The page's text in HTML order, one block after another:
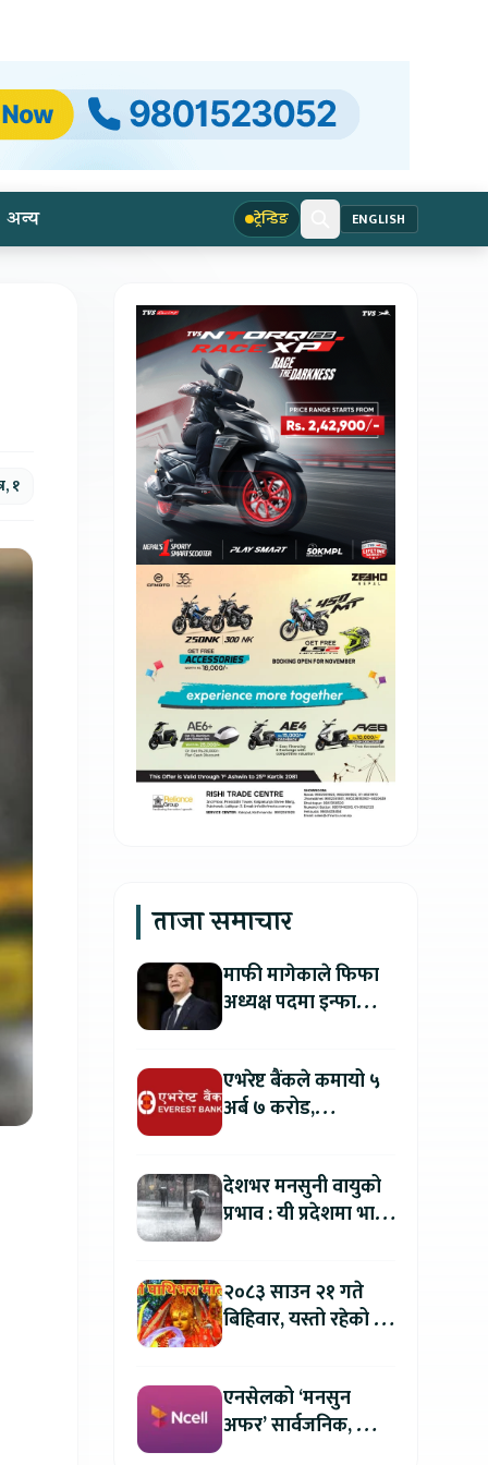
अन्य ट्रेन्डिङ ENGLISH
१
ताजा समाचार
माफी मागेकाले फिफा
अध्यक्ष पदमा इन्फान्टिनो
एभरेष्ट बैंकले कमायो ५
अर्ब ७ करोड,
देशभर मनसुनी वायुको
प्रभाव : यी प्रदेशमा भारी
२०८३ साउन २१ गते
बिहिवार, यस्तो रहेको छ
एनसेलको ‘मनसुन
अफर’ सार्वजनिक, सिम